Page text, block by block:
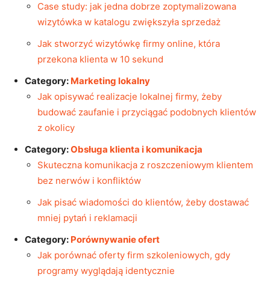
Case study: jak jedna dobrze zoptymalizowana
wizytówka w katalogu zwiększyła sprzedaż
Jak stworzyć wizytówkę firmy online, która
przekona klienta w 10 sekund
Category: Marketing lokalny
Jak opisywać realizacje lokalnej firmy, żeby
budować zaufanie i przyciągać podobnych klientów
z okolicy
Category:Obsługa klienta i komunikacja
Skuteczna komunikacja z roszczeniowym klientem
bez nerwów i konfliktów
Jak pisać wiadomości do klientów, żeby dostawać
mniej pytań i reklamacji
Category: Porównywanie ofert
Jak porównać oferty firm szkoleniowych, gdy
programy wyglądają identycznie